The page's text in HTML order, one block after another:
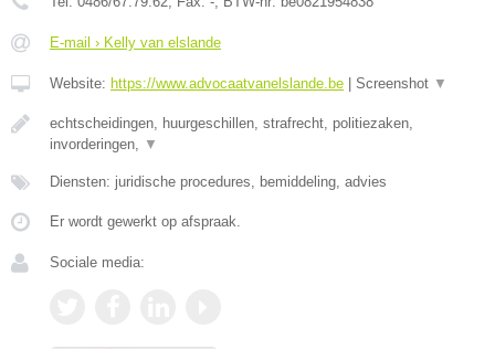
E-mail › Kelly van elslande
Website: https://www.advocaatvanelslande.be Screenshot ▼
echtscheidingen, huurgeschillen, strafrecht, politiezaken,
invorderingen,
▼
Diensten: juridische procedures, bemiddeling, advies
Er wordt gewerkt op afspraak.
Sociale media: